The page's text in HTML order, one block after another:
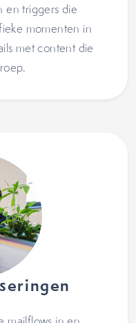
en triggers die
momenten in
met content die